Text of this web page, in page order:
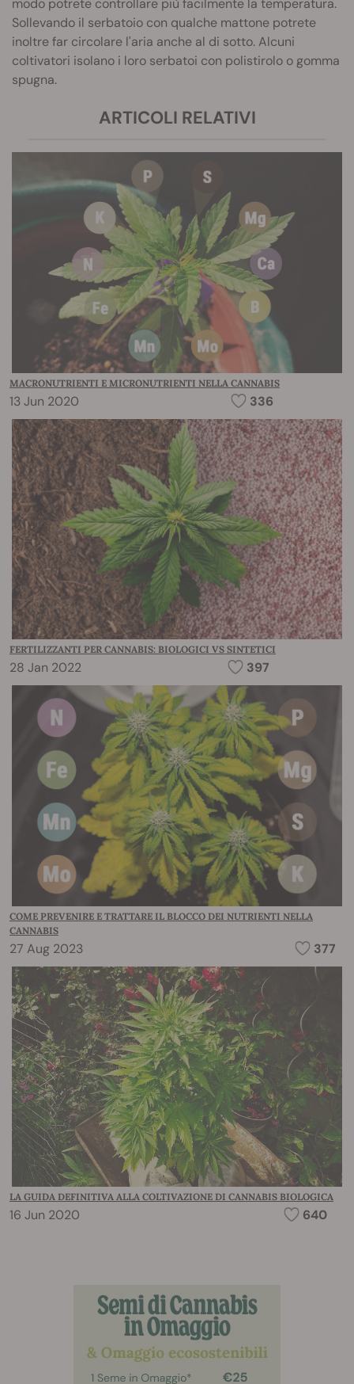
modo potrete controllare più facilmente la temperatura.
Sollevando il serbatoio con qualche mattone potrete
inoltre far circolare l'aria anche al di sotto. Alcuni
coltivatori isolano i loro serbatoi con polistirolo o gomma
spugna.
ARTICOLI RELATIVI
MACRONUTRIENTI E MICRONUTRIENTI NELLA CANNABIS
13 Jun 2020 336
FERTILIZZANTI PER CANNABIS: BIOLOGICI VS SINTETICI
28 Jan 2022 397
COME PREVENIRE E TRATTARE IL BLOCCO DEI NUTRIENTI NELLA
CANNABIS
27 Aug 2023 377
LA GUIDA DEFINITIVA ALLA COLTIVAZIONE DI CANNABIS BIOLOGICA
16 Jun 2020 640